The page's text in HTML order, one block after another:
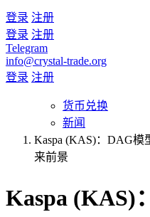
登录 注册
登录 注册
Telegram
info@crystal-trade.org
登录 注册
货币兑换
新闻
Kaspa (KAS)：DAG
来前景
Kaspa (KAS)